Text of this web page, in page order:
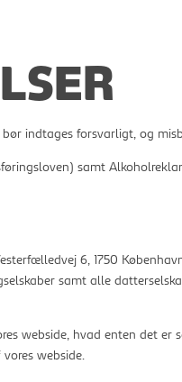
indtages forsvarligt, og
samt
6, 1750
samt alle
webside, hvad enten det er
webside.